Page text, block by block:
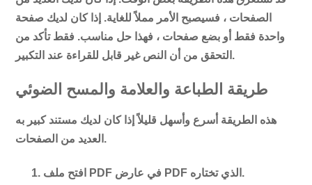
الصفحات ، فسيصبح الأمر مملاً للغاية. إذا كان لديك صفحة
واحدة فقط أو بضع صفحات ، فهذا حل مناسب. فقط تأكد من
التحقق من أن النص غير قابل للقراءة عند التكبير.
طريقة الطباعة والعلامة والمسح الضوئي
هذه الطريقة أسرع وأسهل قليلاً إذا كان لديك مستند كبير به
العديد من الصفحات.
افتح ملف PDF في عارض PDF الذي تختاره.